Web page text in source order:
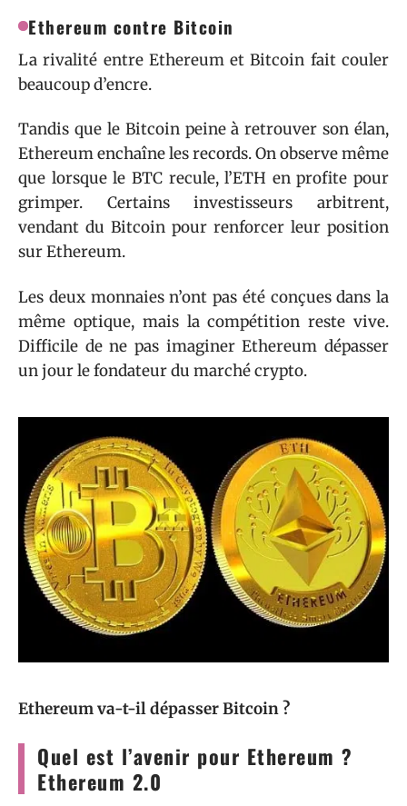
Ethereum contre Bitcoin
La rivalité entre Ethereum et Bitcoin fait couler
beaucoup d’encre.
Tandis que le Bitcoin peine à retrouver son élan,
Ethereum enchaîne les records. On observe même
que lorsque le BTC recule, l’ETH en profite pour
grimper. Certains investisseurs arbitrent,
vendant du Bitcoin pour renforcer leur position
sur Ethereum.
Les deux monnaies n’ont pas été conçues dans la
même optique, mais la compétition reste vive.
Difficile de ne pas imaginer Ethereum dépasser
un jour le fondateur du marché crypto.
Ethereum va-t-il dépasser Bitcoin ?
Quel est l’avenir pour Ethereum ?
Ethereum 2.0